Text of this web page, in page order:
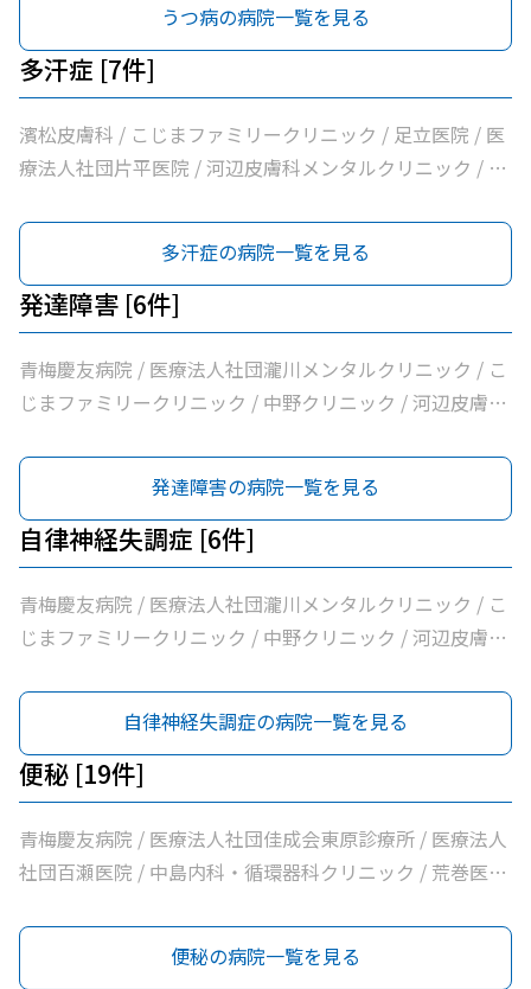
うつ病の病院一覧を見る
多汗症 [7件]
濱松皮膚科 / こじまファミリークリニック / 足立医院 / 医
療法人社団片平医院 / 河辺皮膚科メンタルクリニック / 市
リテーション病院
多汗症の病院一覧を見る
発達障害 [6件]
青梅慶友病院 / 医療法人社団瀧川メンタルクリニック / こ
じまファミリークリニック / 中野クリニック / 河辺皮膚科
発達障害の病院一覧を見る
自律神経失調症 [6件]
青梅慶友病院 / 医療法人社団瀧川メンタルクリニック / こ
じまファミリークリニック / 中野クリニック / 河辺皮膚科
自律神経失調症の病院一覧を見る
便秘 [19件]
青梅慶友病院 / 医療法人社団佳成会東原診療所 / 医療法人
社団百瀬医院 / 中島内科・循環器科クリニック / 荒巻医院
三清会青梅かすみ台クリニック / 医療法人社団向日葵清心
会ひまわり在宅診療所 / 坂元医院 / 吉野医院 / 医療法人社
便秘の病院一覧を見る